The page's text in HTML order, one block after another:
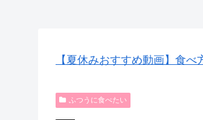
【夏休みおすすめ動画】食
ふつうに食べたい